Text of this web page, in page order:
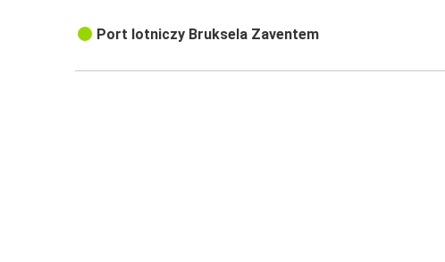
Port lotniczy Bruksela Zaventem